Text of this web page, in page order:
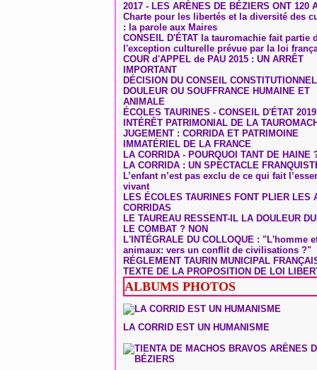
2017 - LES ARÈNES DE BÉZIERS ONT 120
Charte pour les libertés et la diversité des
: la parole aux Maires
CONSEIL D'ÉTAT la tauromachie fait partie
l'exception culturelle prévue par la loi
COUR d'APPEL de PAU 2015 : UN ARRÊT
IMPORTANT
DÉCISION DU CONSEIL CONSTITUTIONNEL
DOULEUR OU SOUFFRANCE HUMAINE ET
ANIMALE
ÉCOLES TAURINES - CONSEIL D'ÉTAT 2019
INTÉRÊT PATRIMONIAL DE LA
JUGEMENT : CORRIDA ET PATRIMOINE
IMMATÉRIEL DE LA FRANCE
LA CORRIDA - POURQUOI TANT DE HAINE
LA CORRIDA : UN SPECTACLE
L’enfant n’est pas exclu de ce qui fait
vivant
LES ÉCOLES TAURINES FONT PLIER LES
CORRIDAS
LE TAUREAU RESSENT-IL LA DOULEUR
LE COMBAT ? NON
L'INTÉGRALE DU COLLOQUE : "L'homme
animaux: vers un conflit de civilisations ?"
RÉGLEMENT TAURIN MUNICIPAL
TEXTE DE LA PROPOSITION DE LOI
ALBUMS PHOTOS
LA CORRID EST UN HUMANISME